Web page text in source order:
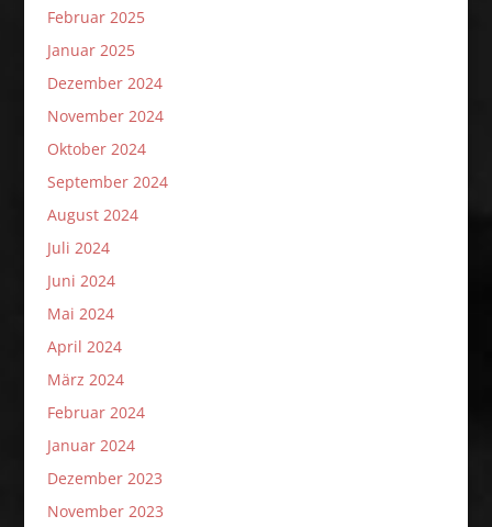
Februar 2025
Januar 2025
Dezember 2024
November 2024
Oktober 2024
September 2024
August 2024
Juli 2024
Juni 2024
Mai 2024
April 2024
März 2024
Februar 2024
Januar 2024
Dezember 2023
November 2023